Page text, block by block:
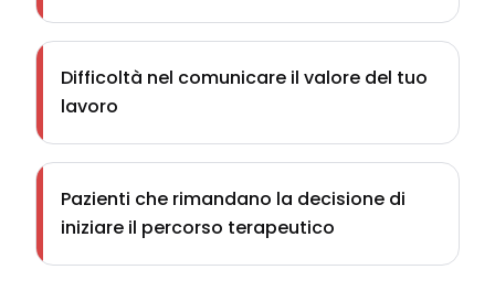
Difficoltà nel comunicare il valore del tuo
lavoro
Pazienti che rimandano la decisione di
iniziare il percorso terapeutico